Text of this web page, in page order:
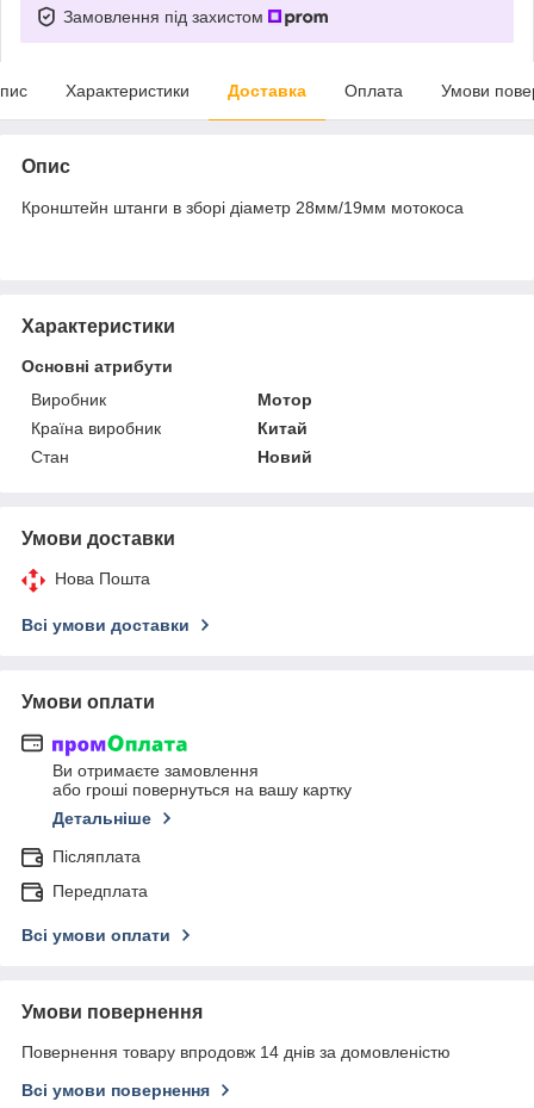
Замовлення під захистом
Характеристики Доставка Оплата Умови
Опис
Кронштейн штанги в зборі діаметр 28мм/19мм мотокоса
Характеристики
Основні атрибути
Виробник
Мотор
Країна виробник
Китай
Стан
Новий
Умови доставки
Нова Пошта
Всі умови доставки
Умови оплати
Ви отримаєте замовлення
або гроші повернуться на вашу картку
Детальніше
Післяплата
Передплата
Всі умови оплати
Умови повернення
Повернення товару впродовж 14 днів за домовленістю
Всі умови повернення